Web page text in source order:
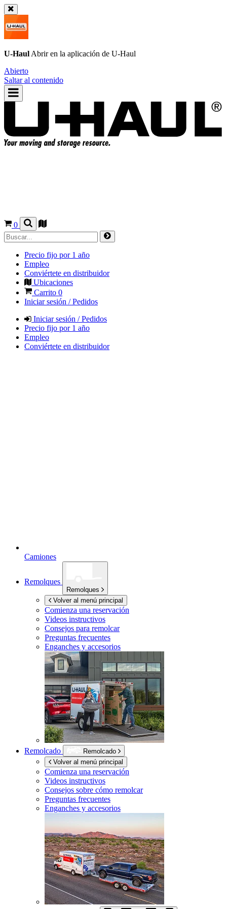
U-Haul Abrir en la aplicación de U-Haul
Abierto
Saltar al contenido
0
Precio fijo por 1 año
Empleo
Conviértete en distribuidor
Ubicaciones
Carrito 0
Iniciar sesión / Pedidos
Iniciar sesión / Pedidos
Precio fijo por 1 año
Empleo
Conviértete en distribuidor
Camiones
Remolques
Remolques
Volver al menú principal
Comienza una reservación
Videos instructivos
Consejos para remolcar
Preguntas frecuentes
Enganches y accesorios
Remolcado
Remolcado
Volver al menú principal
Comienza una reservación
Videos instructivos
Consejos sobre cómo remolcar
Preguntas frecuentes
Enganches y accesorios